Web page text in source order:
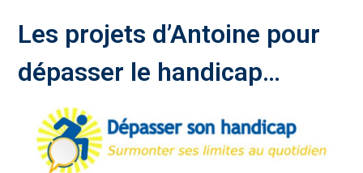
Les projets d’Antoine pour
dépasser le handicap…